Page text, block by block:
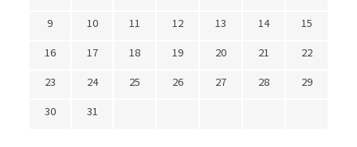
9
10 11 12 13 14
15
16
17 18 19 20 21
22
23
24 25 26 27 28
29
30
31